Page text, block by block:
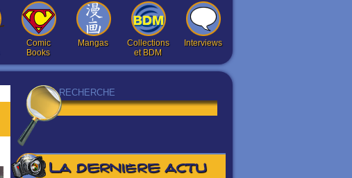
Comic
Books
Mangas
Collections
et BDM
Interviews
La dernière actu